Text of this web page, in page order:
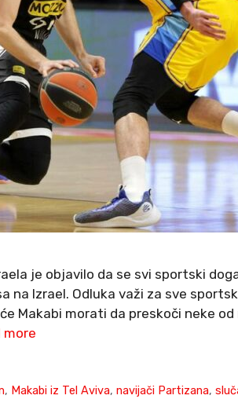
je objavilo da se svi sportski
na Izrael. Odluka važi za sve
Makabi morati da preskoči neke
more
, Makabi iz Tel Aviva,navijači Partizana,